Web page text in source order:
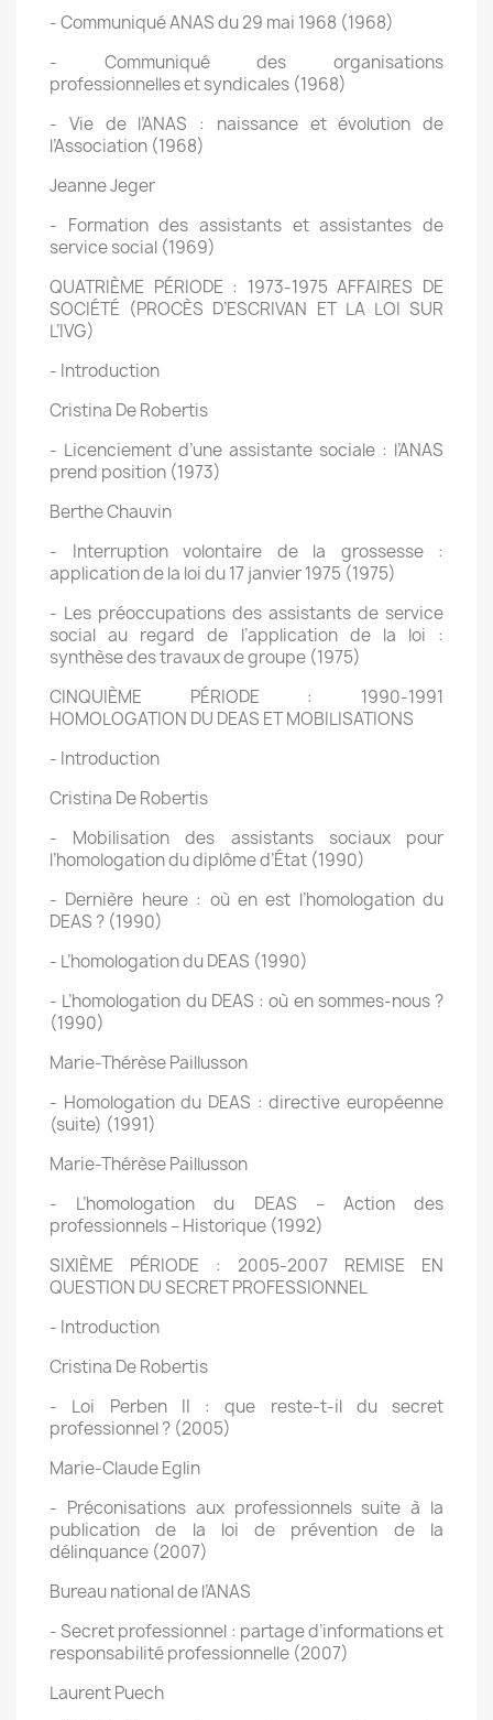
- Communiqué ANAS du 29 mai 1968 (1968)
- Communiqué des organisations
professionnelles et syndicales (1968)
- Vie de l’ANAS : naissance et évolution de
l’Association (1968)
Jeanne Jeger
- Formation des assistants et assistantes de
service social (1969)
QUATRIÈME PÉRIODE : 1973-1975 AFFAIRES DE
SOCIÉTÉ (PROCÈS D’ESCRIVAN ET LA LOI SUR
L’IVG)
- Introduction
Cristina De Robertis
- Licenciement d’une assistante sociale : l’ANAS
prend position (1973)
Berthe Chauvin
- Interruption volontaire de la grossesse :
application de la loi du 17 janvier 1975 (1975)
- Les préoccupations des assistants de service
social au regard de l’application de la loi :
synthèse des travaux de groupe (1975)
CINQUIÈME PÉRIODE : 1990-1991
HOMOLOGATION DU DEAS ET MOBILISATIONS
- Introduction
Cristina De Robertis
- Mobilisation des assistants sociaux pour
l’homologation du diplôme d’État (1990)
- Dernière heure : où en est l’homologation du
DEAS ? (1990)
- L’homologation du DEAS (1990)
- L’homologation du DEAS : où en sommes-nous ?
(1990)
Marie-Thérèse Paillusson
- Homologation du DEAS : directive européenne
(suite) (1991)
Marie-Thérèse Paillusson
- L’homologation du DEAS – Action des
professionnels – Historique (1992)
SIXIÈME PÉRIODE : 2005-2007 REMISE EN
QUESTION DU SECRET PROFESSIONNEL
- Introduction
Cristina De Robertis
- Loi Perben II : que reste-t-il du secret
professionnel ? (2005)
Marie-Claude Eglin
- Préconisations aux professionnels suite à la
publication de la loi de prévention de la
délinquance (2007)
Bureau national de l’ANAS
- Secret professionnel : partage d’informations et
responsabilité professionnelle (2007)
Laurent Puech